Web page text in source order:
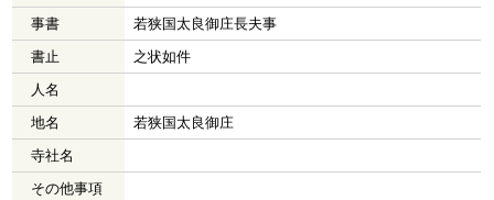
事書
若狭国太良御庄長夫事
書止
之状如件
人名
地名
若狭国太良御庄
寺社名
その他事項